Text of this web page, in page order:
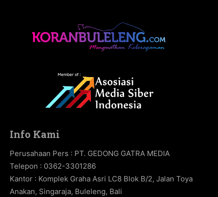
Info Kami
Perusahaan Pers : PT. GEDONG GATRA MEDIA
Telepon : 0362-3301286
Kantor : Komplek Graha Asri LC8 Blok B/2, Jalan Toya
Anakan, Singaraja, Buleleng, Bali